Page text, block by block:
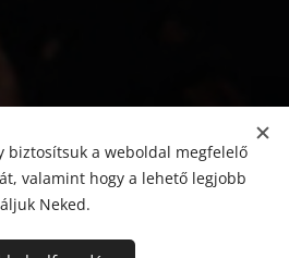
biztosítsuk a weboldal megfelelő
valamint hogy a lehető legjobb
Neked.